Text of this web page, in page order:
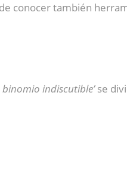
conocer también
indiscutible’se